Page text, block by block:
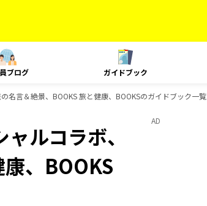
ブログ ガイドブック
名言＆絶景、BOOKS 旅と健康、BOOKSのガイドブック一覧
ルコラボ、
、BOOKS
AD